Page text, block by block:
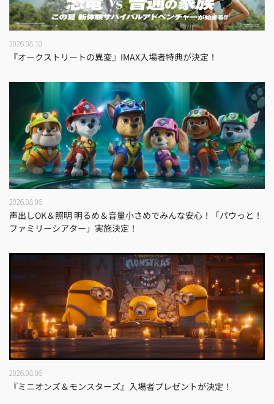
2026.08.10
『オークストリートの異変』IMAX入場者特典が決定！
2026.08.06
声出しOK＆照明 明るめ＆音量小さめでみんな安心！「パウっと！
ファミリーシアター」実施決定！
2026.08.06
『ミニオンズ＆モンスターズ』入場者プレゼントが決定！